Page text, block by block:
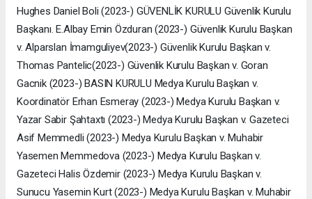
Hughes Daniel Boli (2023-) GÜVENLİK KURULU Güvenlik Kurulu
Başkanı. E.Albay Emin Özduran (2023-) Güvenlik Kurulu Başkan
v. Alparslan İmamguliyev(2023-) Güvenlik Kurulu Başkan v.
Thomas Pantelic(2023-) Güvenlik Kurulu Başkan v. Goran
Gacnik (2023-) BASIN KURULU Medya Kurulu Başkan v.
Koordinatör Erhan Esmeray (2023-) Medya Kurulu Başkan v.
Yazar Sabir Şahtaxtı (2023-) Medya Kurulu Başkan v. Gazeteci
Asif Memmedli (2023-) Medya Kurulu Başkan v. Muhabir
Yasemen Memmedova (2023-) Medya Kurulu Başkan v.
Gazeteci Halis Özdemir (2023-) Medya Kurulu Başkan v.
Sunucu Yasemin Kurt (2023-) Medya Kurulu Başkan v. Muhabir